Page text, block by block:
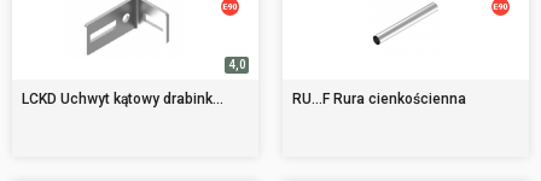
4,0
LCKD Uchwyt kątowy drabink... RU...F Rura cienkościenna